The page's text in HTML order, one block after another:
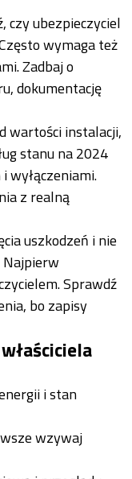
czy ubezpieczyciel
wymaga też
Zadbaj o
dokumentację
wartości instalacji,
stanu na 2024
wyłączeniami.
z realną
uszkodzeń i nie
Najpierw
Sprawdź
bo zapisy
i stan
wzywaj